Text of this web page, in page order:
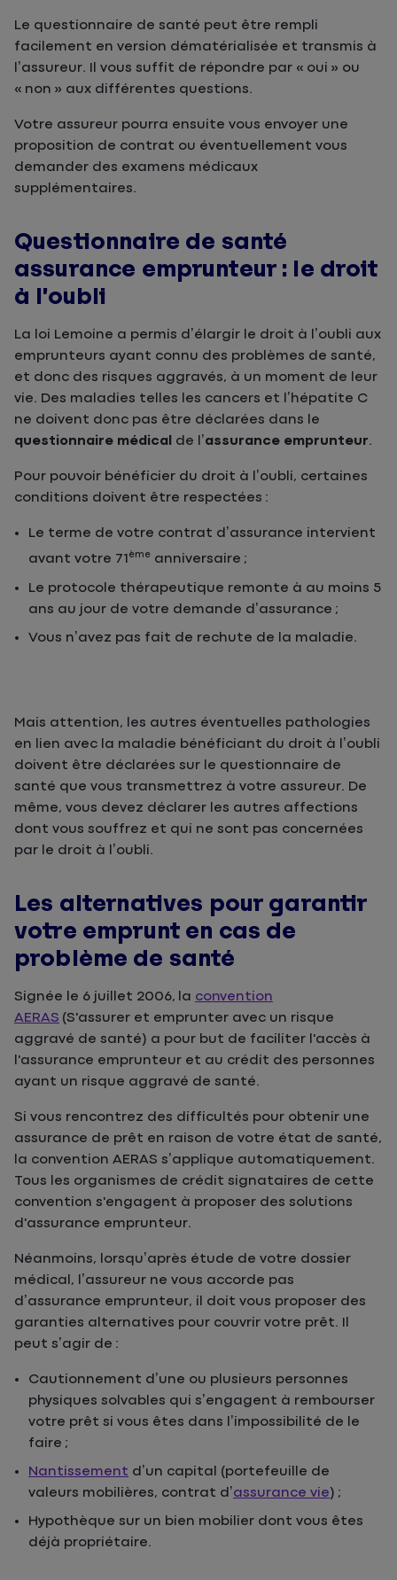
Le questionnaire de santé peut être rempli
facilement en version dématérialisée et transmis à
l’assureur. Il vous suffit de répondre par « oui » ou
« non » aux différentes questions.
Votre assureur pourra ensuite vous envoyer une
proposition de contrat ou éventuellement vous
demander des examens médicaux
supplémentaires.
Questionnaire de santé
assurance emprunteur : le droit
à l’oubli
La loi Lemoine a permis d’élargir le droit à l’oubli aux
emprunteurs ayant connu des problèmes de santé,
et donc des risques aggravés, à un moment de leur
vie. Des maladies telles les cancers et l’hépatite C
ne doivent donc pas être déclarées dans le
questionnaire médical de l’assurance emprunteur.
Pour pouvoir bénéficier du droit à l’oubli, certaines
conditions doivent être respectées :
Le terme de votre contrat d’assurance intervient
avant votre 71ème anniversaire ;
Le protocole thérapeutique remonte à au moins 5
ans au jour de votre demande d’assurance ;
Vous n’avez pas fait de rechute de la maladie.
Mais attention, les autres éventuelles pathologies
en lien avec la maladie bénéficiant du droit à l’oubli
doivent être déclarées sur le questionnaire de
santé que vous transmettrez à votre assureur. De
même, vous devez déclarer les autres affections
dont vous souffrez et qui ne sont pas concernées
par le droit à l’oubli.
Les alternatives pour garantir
votre emprunt en cas de
problème de santé
Signée le 6 juillet 2006, la convention
AERAS (S'assurer et emprunter avec un risque
aggravé de santé) a pour but de faciliter l'accès à
l'assurance emprunteur et au crédit des personnes
ayant un risque aggravé de santé.
Si vous rencontrez des difficultés pour obtenir une
assurance de prêt en raison de votre état de santé,
la convention AERAS s’applique automatiquement.
Tous les organismes de crédit signataires de cette
convention s'engagent à proposer des solutions
d'assurance emprunteur.
Néanmoins, lorsqu’après étude de votre dossier
médical, l’assureur ne vous accorde pas
d’assurance emprunteur, il doit vous proposer des
garanties alternatives pour couvrir votre prêt. Il
peut s’agir de :
Cautionnement d’une ou plusieurs personnes
physiques solvables qui s’engagent à rembourser
votre prêt si vous êtes dans l’impossibilité de le
faire ;
Nantissement d’un capital (portefeuille de
valeurs mobilières, contrat d’assurance vie) ;
Hypothèque sur un bien mobilier dont vous êtes
déjà propriétaire.